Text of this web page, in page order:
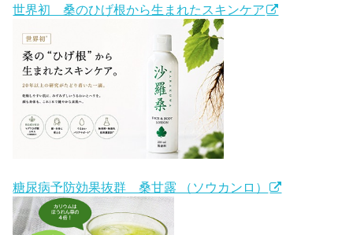
世界初 桑のひげ根から生まれたスキンケア
糖尿病予防効果抜群 桑甘露 （ソウカンロ）